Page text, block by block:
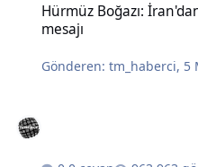
Hürmüz Boğazı:
mesajı
Gönderen:tm_haberci, 5